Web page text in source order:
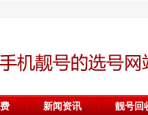
新闻资讯 靓号回